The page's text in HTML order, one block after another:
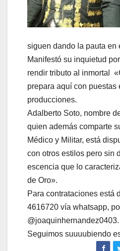
siguen dando la pauta en
Manifestó su inquietud
rendir tributo al inmortal
prepara aquí con puestas
producciones.
Adalberto Soto, nombre
quien además comparte
Médico y Militar, está
con otros estilos pero sin
escencia que lo
de Oro».
Para contrataciones está
4616720 vía whatsapp,
@joaquinhernandez0403.
Seguimos suuuubiendo